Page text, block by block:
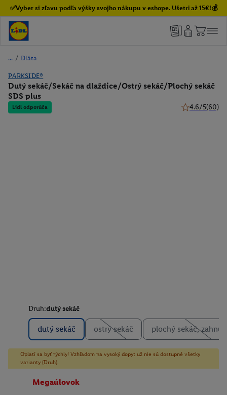
✅Vyber si zľavu podľa výšky svojho nákupu v eshope. Ušetri až 15€!💰
/ Dláta
PARKSIDE®
Dutý sekáč/Sekáč na dlaždice/Ostrý sekáč/Plochý sekáč
SDS plus
Lidl odporúča 4.6/5(60)
Druh:dutý sekáč
dutý sekáč ostrý sekáč plochý sekáč,
Oplatí sa byť rýchly! Vzhľadom na vysoký dopyt už nie sú dostupné všetky
varianty (Druh).
Megaúlovok